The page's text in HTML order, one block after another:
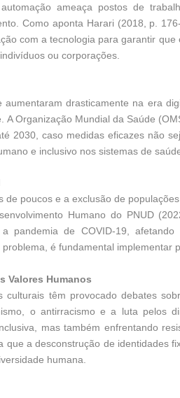
ameaça postos de
Como aponta Harari (2018, p.
com a tecnologia para garantir
ou corporações.
drasticamente na era
A Organização Mundial da Saúde
2030, caso medidas eficazes não
e inclusivo nos sistemas de
de poucos e a exclusão de
Humano do PNUD
pandemia de COVID-19, afetando
é fundamental implementar
Valores Humanos
culturais têm provocado debates
o antirracismo e a luta pelos
mas também enfrentando
que a desconstrução de identidades
humana.